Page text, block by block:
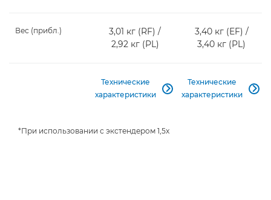
Вес (прибл.)
3,01 кг (RF) /
2,92 кг (PL)
3,40 кг (EF) /
3,40 кг (PL)
Технические
характеристики

Технические
характеристики

*При использовании с экстендером 1,5x